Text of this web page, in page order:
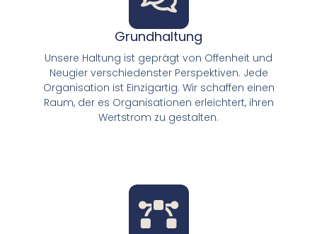
Grundhaltung
Unsere Haltung ist geprägt von Offenheit und
Neugier verschiedenster Perspektiven. Jede
Organisation ist Einzigartig. Wir schaffen einen
Raum, der es Organisationen erleichtert, ihren
Wertstrom zu gestalten.